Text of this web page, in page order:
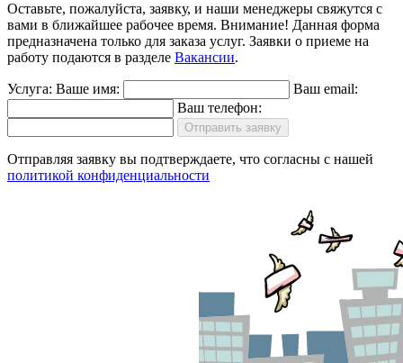
Оставьте, пожалуйста, заявку, и наши менеджеры свяжутся с
вами в ближайшее рабочее время. Внимание! Данная форма
предназначена только для заказа услуг. Заявки о приеме на
работу подаются в разделе Вакансии.
Услуга: Ваше имя:
Ваш email:
Ваш телефон:
Отправить заявку
Отправляя заявку вы подтверждаете, что согласны с нашей
политикой конфиденциальности